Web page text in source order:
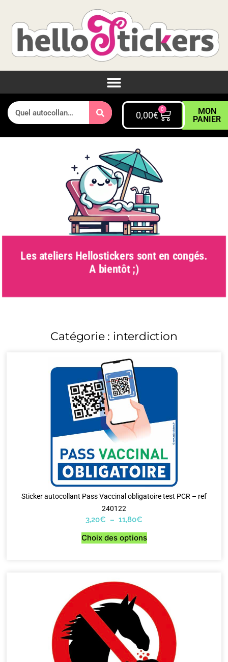
0,00€
0
MON
PANIER
Les ateliers Hellostickers sont en congés.
A bientôt ;)
Catégorie : interdiction
Sticker autocollant Pass Vaccinal obligatoire test PCR – ref
240122
3,20€ – 11,80€
Choix des options